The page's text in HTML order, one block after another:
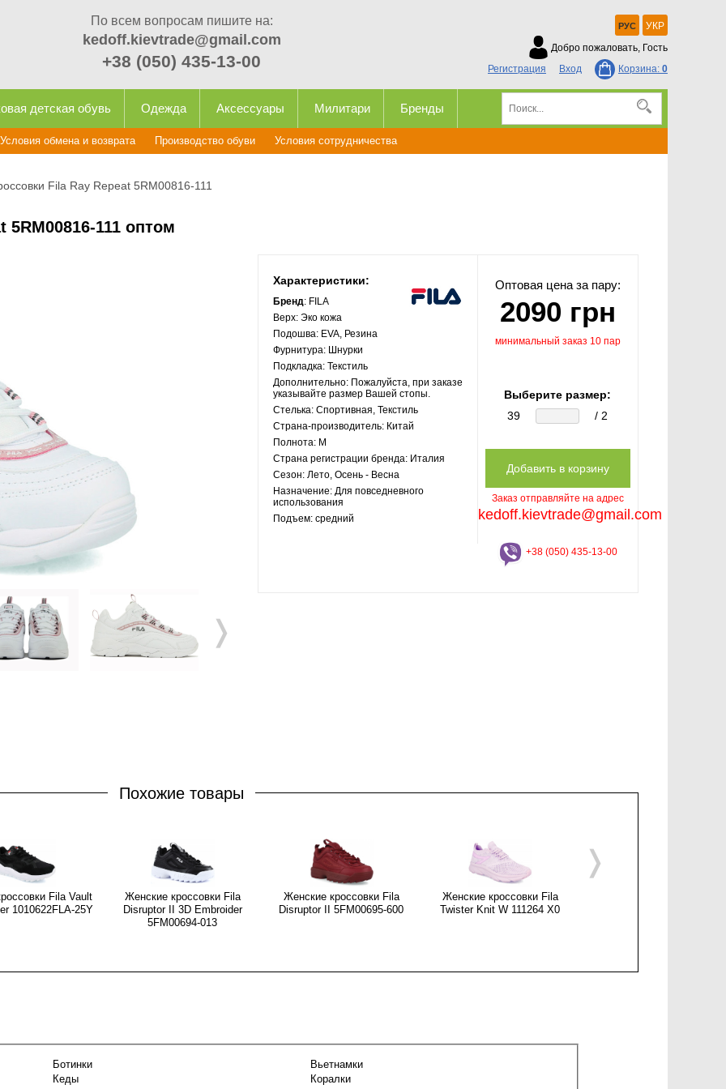
По всем вопросам пишите на:
kedoff.kievtrade@gmail.com
+38 (050) 435-13-00
РУС
УКР
Добро пожаловать, Гость
Регистрация
Вход Корзина: 0
детская обувь Одежда Аксессуары Милитари Бренды
Условия обмена и возврата Производство обуви Условия сотрудничества
Fila Ray Repeat 5RM00816-111
5RM00816-111 оптом
❭
Характеристики:
Бренд: FILA
Верх: Эко кожа
Подошва: EVA, Резина
Фурнитура: Шнурки
Подкладка: Текстиль
Дополнительно: Пожалуйста, при заказе
указывайте размер Вашей стопы.
Стелька: Спортивная, Текстиль
Страна-производитель: Китай
Полнота: M
Страна регистрации бренда: Италия
Сезон: Лето, Осень - Весна
Назначение: Для повседневного
использования
Подъем: средний
Оптовая цена за пару:
2090 грн
минимальный заказ 10 пар
Выберите размер:
39
/ 2
Заказ отправляйте на адрес
kedoff.kievtrade@gmail.com
+38 (050) 435-13-00
Похожие товары
Fila Vault
1010622FLA-25Y
Женские кроссовки Fila
Disruptor II 3D Embroider
5FM00694-013
Женские кроссовки Fila
Disruptor II 5FM00695-600
Женские кроссовки Fila
Twister Knit W 111264 X0
❭
Ботинки
Вьетнамки
Кеды
Коралки